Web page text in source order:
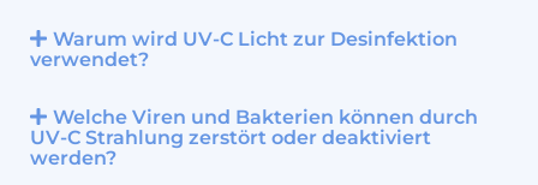
Warum wird UV-C Licht zur Desinfektion
verwendet?
Welche Viren und Bakterien können durch
UV-C Strahlung zerstört oder deaktiviert
werden?